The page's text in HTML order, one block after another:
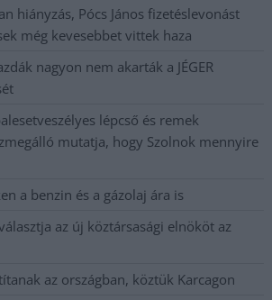
hiányzás, Pócs János fizetéslevonást
még kevesebbet vittek haza
nagyon nem akarták a JÉGER
lépcső és remek
mutatja, hogy Szolnok mennyire
a benzin és a gázolaj ára is
az új köztársasági elnököt az
az országban, köztük Karcagon